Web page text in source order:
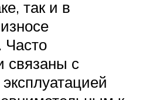
так и в
Часто
связаны с